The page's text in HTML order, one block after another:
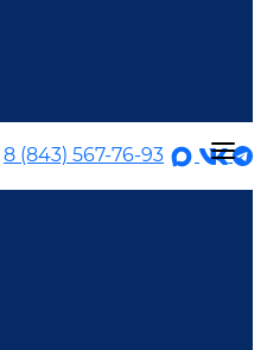
8 (843) 567-76-93